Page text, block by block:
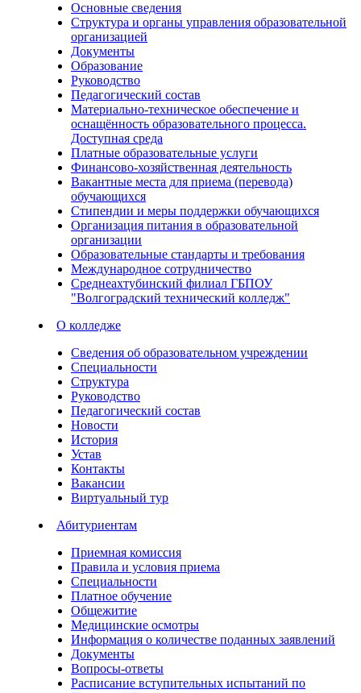
Основные сведения
Структура и органы управления образовательной
организацией
Документы
Образование
Руководство
Педагогический состав
Материально-техническое обеспечение и
оснащённость образовательного процесса.
Доступная среда
Платные образовательные услуги
Финансово-хозяйственная деятельность
Вакантные места для приема (перевода)
обучающихся
Стипендии и меры поддержки обучающихся
Организация питания в образовательной
организации
Образовательные стандарты и требования
Международное сотрудничество
Среднеахтубинский филиал ГБПОУ
"Волгоградский технический колледж"
О колледже
Сведения об образовательном учреждении
Специальности
Структура
Руководство
Педагогический состав
Новости
История
Устав
Контакты
Вакансии
Виртуальный тур
Абитуриентам
Приемная комиссия
Правила и условия приема
Специальности
Платное обучение
Общежитие
Медицинские осмотры
Информация о количестве поданных заявлений
Документы
Вопросы-ответы
Расписание вступительных испытаний по